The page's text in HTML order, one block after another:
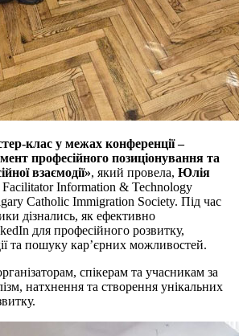
клас у межах конференції –
професійного позиціонування та
взаємодії», який провела, Юлія
Information & Technology
Catholic Immigration Society. Під час
дізнались, як ефективно
для професійного розвитку,
та пошуку кар’єрних можливостей.
спікерам та учасникам за
натхнення та створення унікальних